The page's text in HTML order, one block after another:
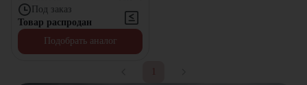
Под заказ
Товар распродан
Подобрать аналог